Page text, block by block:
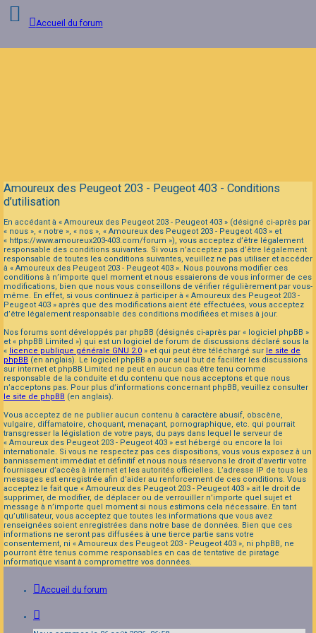
Accueil du forum
Amoureux des Peugeot 203 - Peugeot 403 - Conditions
d’utilisation
En accédant à « Amoureux des Peugeot 203 - Peugeot 403 » (désigné ci-après par
« nous », « notre », « nos », « Amoureux des Peugeot 203 - Peugeot 403 » et
« https://www.amoureux203-403.com/forum »), vous acceptez d’être légalement
responsable des conditions suivantes. Si vous n’acceptez pas d’être légalement
responsable de toutes les conditions suivantes, veuillez ne pas utiliser et accéder
à « Amoureux des Peugeot 203 - Peugeot 403 ». Nous pouvons modifier ces
conditions à n’importe quel moment et nous essaierons de vous informer de ces
modifications, bien que nous vous conseillons de vérifier régulièrement par vous-
même. En effet, si vous continuez à participer à « Amoureux des Peugeot 203 -
Peugeot 403 » après que des modifications aient été effectuées, vous acceptez
d’être légalement responsable des conditions modifiées et mises à jour.
Nos forums sont développés par phpBB (désignés ci-après par « logiciel phpBB »
et « phpBB Limited ») qui est un logiciel de forum de discussions déclaré sous la
« licence publique générale GNU 2.0 » et qui peut être téléchargé sur le site de
phpBB (en anglais). Le logiciel phpBB a pour seul but de faciliter les discussions
sur internet et phpBB Limited ne peut en aucun cas être tenu comme
responsable de la conduite et du contenu que nous acceptons et que nous
n’acceptons pas. Pour plus d’informations concernant phpBB, veuillez consulter
le site de phpBB (en anglais).
Vous acceptez de ne publier aucun contenu à caractère abusif, obscène,
vulgaire, diffamatoire, choquant, menaçant, pornographique, etc. qui pourrait
transgresser la législation de votre pays, du pays dans lequel le serveur de
« Amoureux des Peugeot 203 - Peugeot 403 » est hébergé ou encore la loi
internationale. Si vous ne respectez pas ces dispositions, vous vous exposez à un
bannissement immédiat et définitif et nous nous réservons le droit d’avertir votre
fournisseur d’accès à internet et les autorités officielles. L’adresse IP de tous les
messages est enregistrée afin d’aider au renforcement de ces conditions. Vous
acceptez le fait que « Amoureux des Peugeot 203 - Peugeot 403 » ait le droit de
supprimer, de modifier, de déplacer ou de verrouiller n’importe quel sujet et
message à n’importe quel moment si nous estimons cela nécessaire. En tant
qu’utilisateur, vous acceptez que toutes les informations que vous avez
renseignées soient enregistrées dans notre base de données. Bien que ces
informations ne seront pas diffusées à une tierce partie sans votre
consentement, ni « Amoureux des Peugeot 203 - Peugeot 403 », ni phpBB, ne
pourront être tenus comme responsables en cas de tentative de piratage
informatique visant à compromettre vos données.
Accueil du forum